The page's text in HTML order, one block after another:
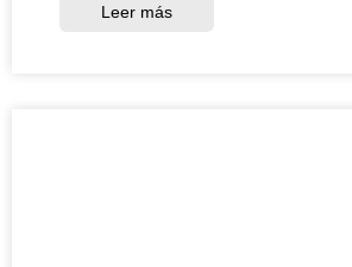
Leer más